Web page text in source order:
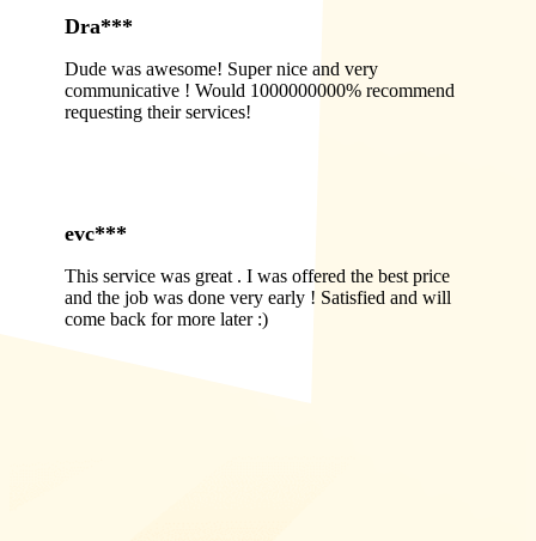
Dra***
Dude was awesome! Super nice and very
communicative ! Would 1000000000% recommend
requesting their services!
evc***
This service was great . I was offered the best price
and the job was done very early ! Satisfied and will
come back for more later :)